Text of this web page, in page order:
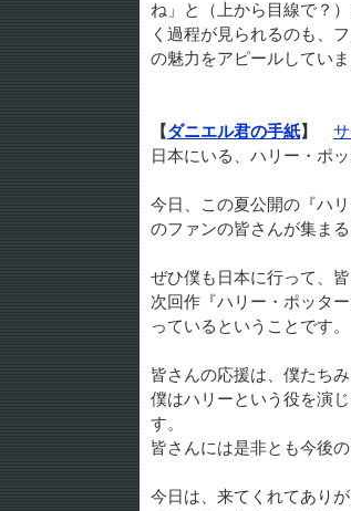
ね」と（上から目線で？
く過程が見られるのも、
の魅力をアピールしていま
【ダニエル君の手紙】
日本にいる、ハリー・ポ
今日、この夏公開の『ハ
のファンの皆さんが集ま
ぜひ僕も日本に行って、
次回作『ハリー・ポッタ
っているということです。
皆さんの応援は、僕たち
僕はハリーという役を演
す。
皆さんには是非とも今後
今日は、来てくれてありが